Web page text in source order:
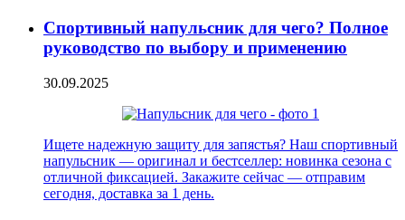
Спортивный напульсник для чего? Полное
руководство по выбору и применению
30.09.2025
Ищете надежную защиту для запястья? Наш спортивный
напульсник — оригинал и бестселлер: новинка сезона с
отличной фиксацией. Закажите сейчас — отправим
сегодня, доставка за 1 день.